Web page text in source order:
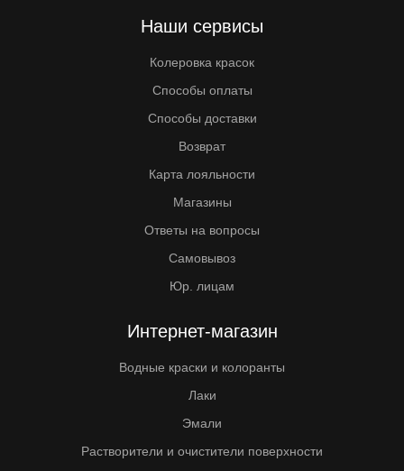
Наши сервисы
Колеровка красок
Способы оплаты
Способы доставки
Возврат
Карта лояльности
Магазины
Ответы на вопросы
Самовывоз
Юр. лицам
Интернет-магазин
Водные краски и колоранты
Лаки
Эмали
Растворители и очистители поверхности